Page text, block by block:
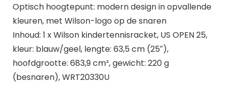
Optisch hoogtepunt: modern design in opvallende
kleuren, met Wilson-logo op de snaren
Inhoud: 1 x Wilson kindertennisracket, US OPEN 25,
kleur: blauw/geel, lengte: 63,5 cm (25″),
hoofdgrootte: 683,9 cm², gewicht: 220 g
(besnaren), WRT20330U